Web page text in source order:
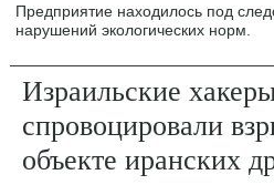
Предприятие находилось под
нарушений экологических норм.
Израильские
спровоцировали
объекте иранских